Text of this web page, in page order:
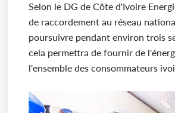
Selon le DG de Côte d'Ivoire
de raccordement au réseau
poursuivre pendant environ trois
cela permettra de fournir de
l'ensemble des consommateurs